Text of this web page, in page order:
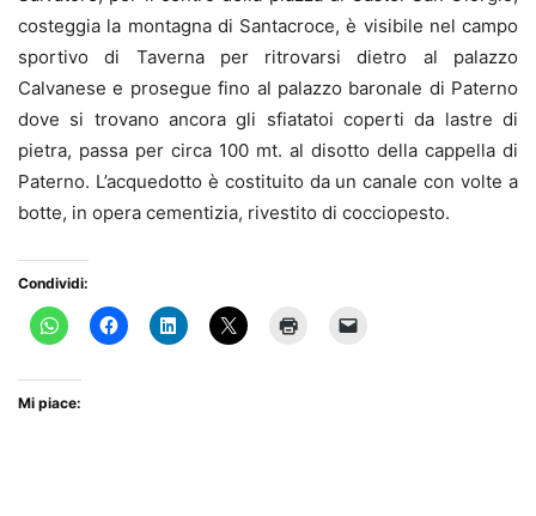
costeggia la montagna di Santacroce, è visibile nel campo
sportivo di Taverna per ritrovarsi dietro al palazzo
Calvanese e prosegue fino al palazzo baronale di Paterno
dove si trovano ancora gli sfiatatoi coperti da lastre di
pietra, passa per circa 100 mt. al disotto della cappella di
Paterno. L’acquedotto è costituito da un canale con volte a
botte, in opera cementizia, rivestito di cocciopesto.
Condividi:
Mi piace: